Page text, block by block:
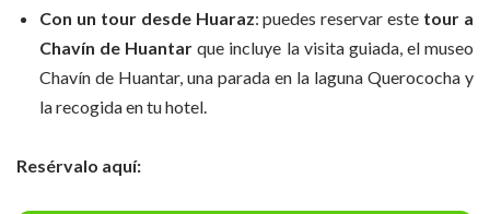
Con un tour desde Huaraz: puedes reservar este tour a
Chavín de Huantarque incluye la visita guiada, el museo
Chavín de Huantar, una parada en la laguna Querococha y
la recogida en tu hotel.
Resérvalo aquí: